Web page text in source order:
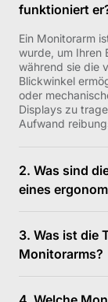
funktioniert
Ein Monitorarm
wurde, um Ihren
während sie die
Blickwinkel
oder
Displays zu
Aufwand
2. Was sind
eines
die ideale
Nacken- und
reduziert. Er gibt
unterstützt eine
3. Was ist die
Monitorarms?
Gewicht von